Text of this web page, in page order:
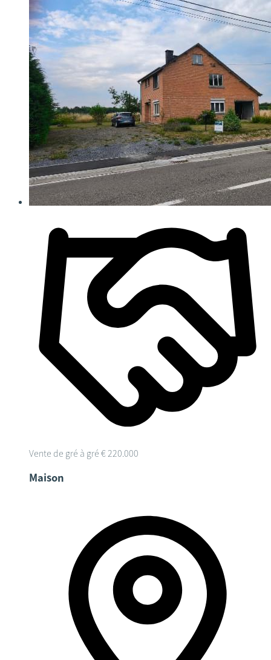
Vente de gré à gré € 220.000
Maison